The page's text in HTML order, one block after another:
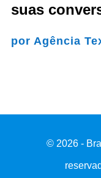
suas
por Agência
© 2026 -